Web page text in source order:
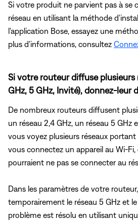
Si votre produit ne parvient pas à se
réseau en utilisant la méthode
l'application Bose, essayez une
plus d'informations, consultez
Si votre routeur diffuse plusieurs
GHz, 5 GHz, Invité), donnez-leur
De nombreux routeurs diffusent
un réseau 2,4 GHz, un réseau 5 GHz
vous voyez plusieurs réseaux
vous connectez un appareil au Wi-Fi,
pourraient ne pas se connecter au
Dans les paramètres de votre
temporairement le réseau 5 GHz et
problème est résolu en utilisant